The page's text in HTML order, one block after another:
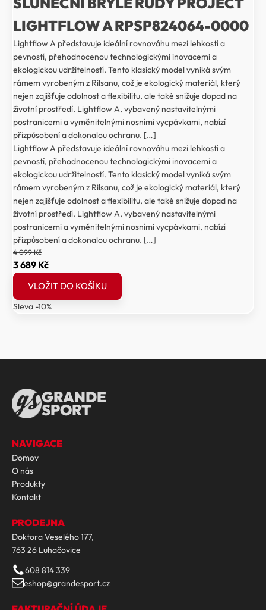
LIGHTFLOW A RPSP824064-0000
Lightflow A představuje ideální rovnováhu mezi lehkostí a
pevností, přehodnocenou technologickými inovacemi a
ekologickou udržitelností. Tento klasický model vyniká svým
rámem vyrobeným z Rilsanu, což je ekologický materiál, který
nejen zajišťuje odolnost a flexibilitu, ale také snižuje dopad na
životní prostředí. Lightflow A, vybavený nastavitelnými
postranicemi a vyměnitelnými nosními vycpávkami, nabízí
přizpůsobení a dokonalou ochranu. […]
Lightflow A představuje ideální rovnováhu mezi lehkostí a
pevností, přehodnocenou technologickými inovacemi a
ekologickou udržitelností. Tento klasický model vyniká svým
rámem vyrobeným z Rilsanu, což je ekologický materiál, který
nejen zajišťuje odolnost a flexibilitu, ale také snižuje dopad na
životní prostředí. Lightflow A, vybavený nastavitelnými
postranicemi a vyměnitelnými nosními vycpávkami, nabízí
přizpůsobení a dokonalou ochranu. […]
4 099Kč
Původní
cena
byla:
4
3 689 KčAktuální
cena
3
VLOŽIT DO KOŠÍKU
Sleva -10%
GRANDE
SPORT
NAVIGACE
Domov
O nás
Produkty
Kontakt
PRODEJNA
Doktora Veselého 177,
763 26 Luhačovice
608 814 339
eshop@grandesport.cz